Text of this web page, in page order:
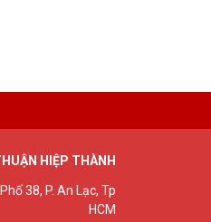
HIỆP THÀNH
38, P. An Lạc, Tp
HCM